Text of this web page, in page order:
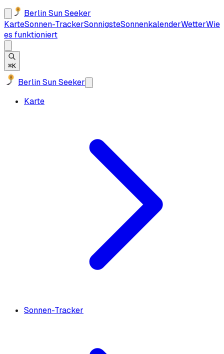
Berlin Sun Seeker
KarteSonnen-TrackerSonnigsteSonnenkalenderWetterWie
es funktioniert
⌘K
Berlin Sun Seeker
Karte
Sonnen-Tracker